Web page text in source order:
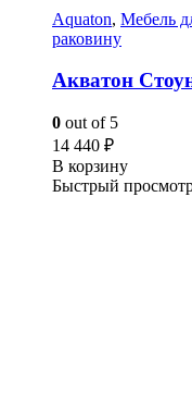
Aquaton, Мебель
раковину
Акватон
0 out of 5
14 440 ₽
В корзину
Быстрый